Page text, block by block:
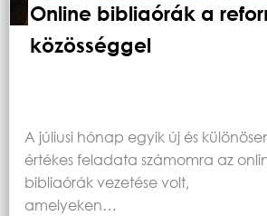
Online bibliaórák a
közösséggel
A júliusi hónap egyik új és
értékes feladata számomra az
bibliaórák vezetése volt,
amelyeken…